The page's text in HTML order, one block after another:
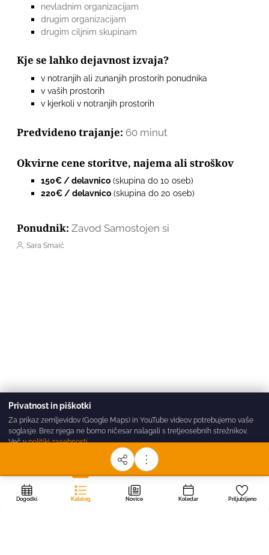
Dogodki Katalog Novice Koledar Priljubljeno
nevladnim organizacijam
drugim organizacijam
drugim ciljnim skupinam
Kje se lahko dejavnost izvaja?
v notranjih ali zunanjih prostorih ponudnika
v vaših prostorih
v kjerkoli v notranjih prostorih
Predvideno trajanje: 60 minut
Okvirne cene storitve, najema ali stroškov
150€ / delavnico (skupina do 10 oseb)
220€ / delavnico (skupina do 20 oseb)
Ponudnik:Zavod Samostojen si
: Sara Smaić
Privatnost in piškotki
Za prikaz zemljevidov (Google Maps) in YouTube videov potrebujemo vaše
soglasje. Brez njega ne bomo ničesar nalagali s tretjeosebnih strežnikov.
Več vpolitiki zasebnosti.
Zavrni